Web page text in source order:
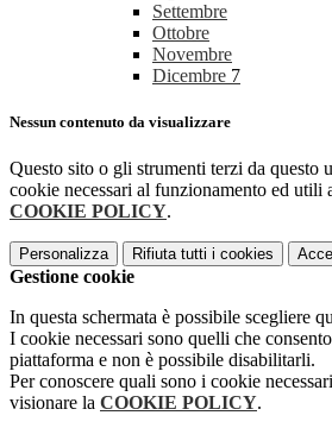
Settembre
Ottobre
Novembre
Dicembre 7
Nessun contenuto da visualizzare
Questo sito o gli strumenti terzi da questo
cookie necessari al funzionamento ed utili
COOKIE POLICY.
Personalizza Rifiuta tutti i cookies
Gestione cookie
In questa schermata è possibile scegliere
I cookie necessari sono quelli che
piattaforma e non è possibile disabilitarli.
Per conoscere quali sono i cookie
visionare la COOKIE POLICY.